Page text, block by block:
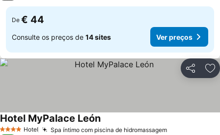
De € 44
Consulte os preços de 14 sites Ver preços
Partilhar
4 EstrelasHotel Spa íntimo com piscina de hidromassagemVer preços
Hotel MyPalace LeónVer preços